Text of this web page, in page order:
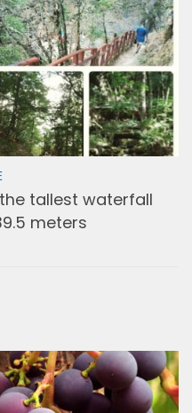
tallest waterfall
meters